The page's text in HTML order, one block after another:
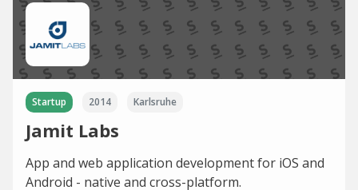
Startup 2014 Karlsruhe
Jamit Labs
App and web application development for iOS and
Android - native and cross-platform.